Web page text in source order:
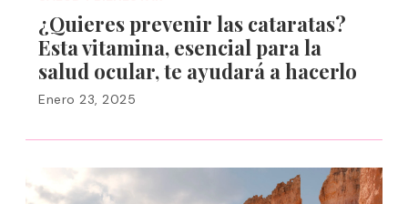
¿Quieres prevenir las cataratas?
Esta vitamina, esencial para la
salud ocular, te ayudará a hacerlo
Enero 23, 2025